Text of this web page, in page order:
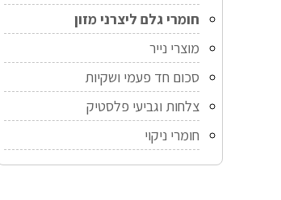
חומרי גלם ליצרני מזון
מוצרי נייר
סכום חד פעמי ושקיות
צלחות וגביעי פלסטיק
חומרי ניקוי